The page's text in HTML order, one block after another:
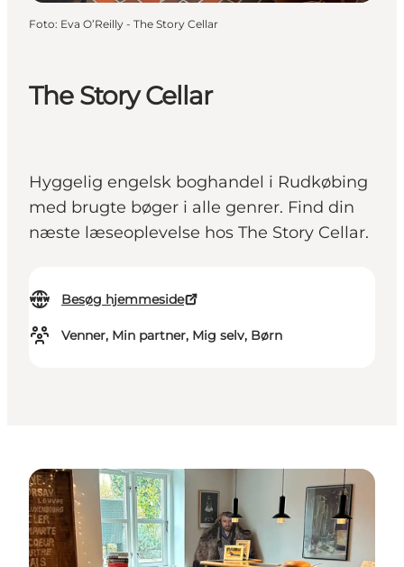
The Story Cellar
Hyggelig engelsk boghandel i Rudkøbing
med brugte bøger i alle genrer. Find din
næste læseoplevelse hos The Story Cellar.
Besøg hjemmeside
Venner, Min partner, Mig selv, Børn
Foto: Eva O’Reilly - The Story Cellar